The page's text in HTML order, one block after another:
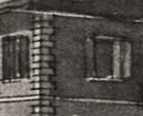
hranom i
beach resorts).
model 4 resilient
Less is more“
MED, a započeo je